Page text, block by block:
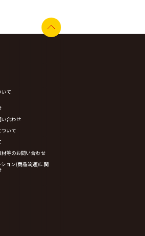
いて
い合わせ
ついて
材等のお問い合わせ
ョン(商品流通)に関